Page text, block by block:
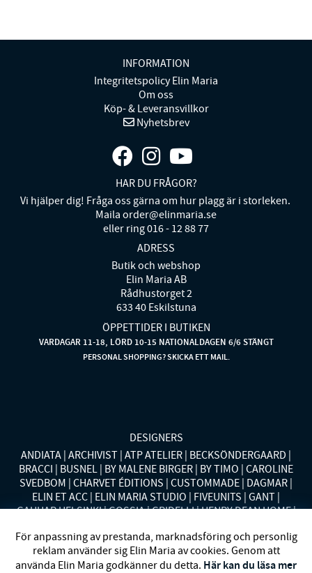
INFORMATION
Integritetspolicy Elin Maria
Om oss
Köp- & Leveransvillkor
Nyhetsbrev
HAR DU FRÅGOR?
Vi hjälper dig! Fråga oss gärna om hur plagg är i storleken.
Maila order@elinmaria.se
eller ring 016 - 12 88 77
ADRESS
Butik och webshop
Elin Maria AB
Rådhustorget 2
633 40 Eskilstuna
ÖPPETTIDER I BUTIKEN
VARDAGAR 11-18, LÖRD 10-15 NATIONALDAGEN 6/6 STÄNGT
PERSONAL SHOPPING? SKICKA ETT MAIL.
DESIGNERS
ANDIATA ARCHIVIST ATP ATELIER BECKSÖNDERGAARD
BRACCI BUSNEL BY MALENE BIRGER BY TIMO CAROLINE
SVEDBOM CHARVET ÉDITIONS CUSTOMMADE DAGMAR
ELIN ET ACC ELIN MARIA STUDIO FIVEUNITS GANT
GAUHAR HELSINKI GOSSIA GRIDELLI HENRY DEAN HOME
MISSONI HOME MONO MORENO CALIFORNIA MOS MOSH
MRS HOSIERY NORDAN HOME NÜMPH POLO RALPH
LAUREN RENÉE VOLTAIRE RODEBJER SECOND FEMALE
För anpassning av prestanda, marknadsföring och personlig
reklam använder sig Elin Maria av cookies. Genom att
använda Elin Maria godkänner du detta. Här kan du läsa mer